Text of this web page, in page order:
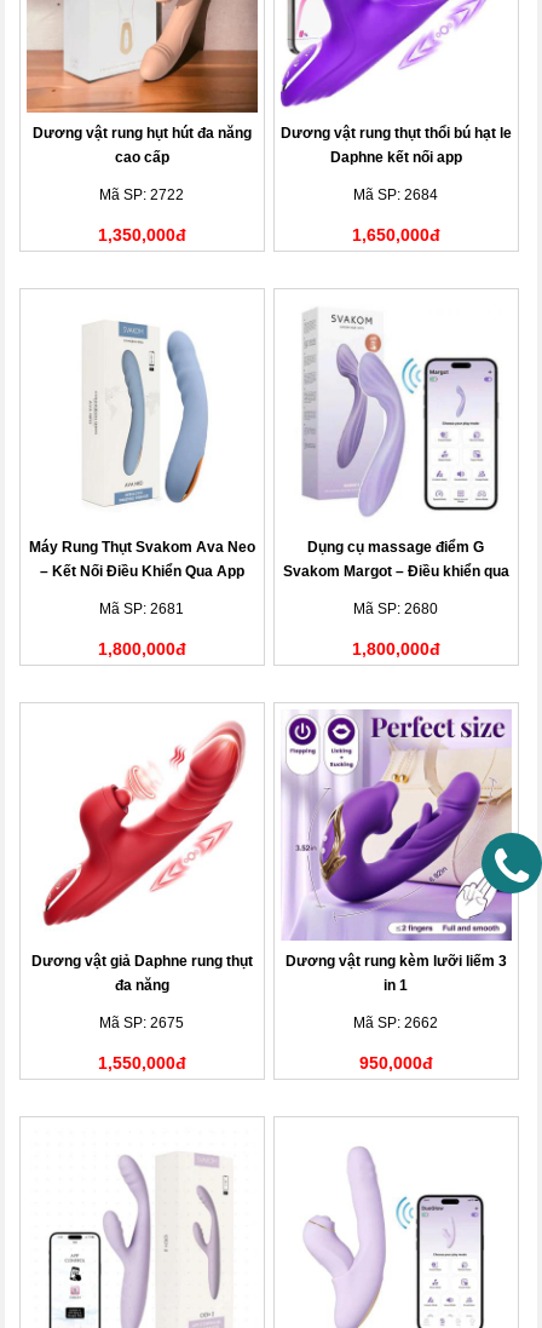
Dương vật rung hụt hút đa năng
cao cấp
Mã SP: 2722
1,350,000đ
Dương vật rung thụt thổi bú hạt le
Daphne kết nối app
Mã SP: 2684
1,650,000đ
Máy Rung Thụt Svakom Ava Neo
– Kết Nối Điều Khiển Qua App
Mã SP: 2681
1,800,000đ
Dụng cụ massage điểm G
Svakom Margot – Điều khiển qua
Mã SP: 2680
1,800,000đ
Dương vật giả Daphne rung thụt
đa năng
Mã SP: 2675
1,550,000đ
Dương vật rung kèm lưỡi liếm 3
in 1
Mã SP: 2662
950,000đ